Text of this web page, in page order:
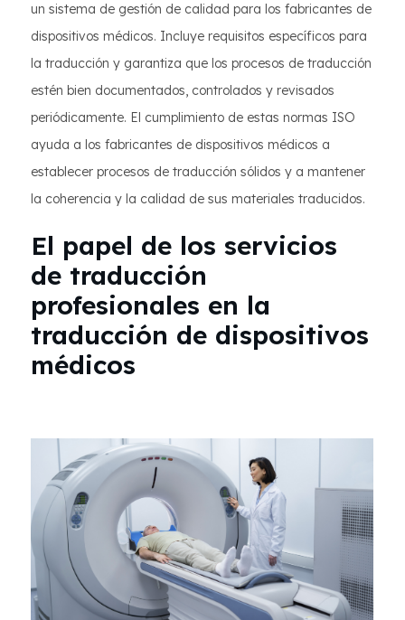
un sistema de gestión de calidad para los fabricantes de
dispositivos médicos. Incluye requisitos específicos para
la traducción y garantiza que los procesos de traducción
estén bien documentados, controlados y revisados
periódicamente. El cumplimiento de estas normas ISO
ayuda a los fabricantes de dispositivos médicos a
establecer procesos de traducción sólidos y a mantener
la coherencia y la calidad de sus materiales traducidos.
El papel de los servicios
de traducción
profesionales en la
traducción de dispositivos
médicos